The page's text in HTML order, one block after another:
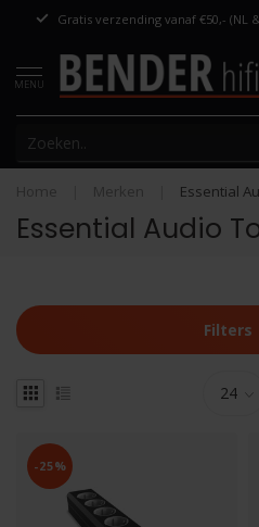
Gratis verzending vanaf €50,- (NL
MENU
Home Merken Essential
Essential Audio
Filters
-25%